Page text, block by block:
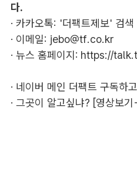
다.
· 카카오톡: '더팩트제보' 검색
· 이메일: jebo@tf.co.kr
· 뉴스 홈페이지: https://
· 네이버 메인 더팩트 구독하
· 그곳이 알고싶냐? [영상보